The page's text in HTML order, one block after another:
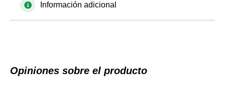
Información adicional
Opiniones sobre el producto